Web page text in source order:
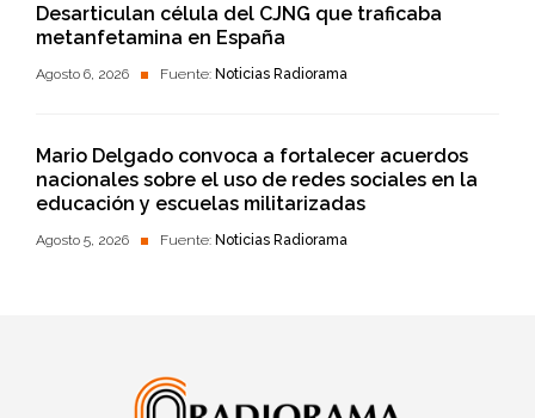
Desarticulan célula del CJNG que traficaba
metanfetamina en España
Agosto 6, 2026 Fuente: Noticias Radiorama
Mario Delgado convoca a fortalecer acuerdos
nacionales sobre el uso de redes sociales en la
educación y escuelas militarizadas
Agosto 5, 2026 Fuente: Noticias Radiorama